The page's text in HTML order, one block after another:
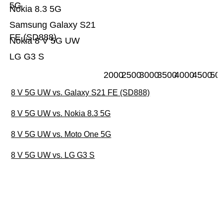
LG G3 S
Nokia 8 V 5G UW
Samsung Galaxy S21
FE (SD888)
Nokia 8.3 5G
5G
200025003000350040004500
8 V 5G UW vs. Galaxy S21 FE (SD888)
8 V 5G UW vs. Nokia 8.3 5G
8 V 5G UW vs. Moto One 5G
8 V 5G UW vs. LG G3 S